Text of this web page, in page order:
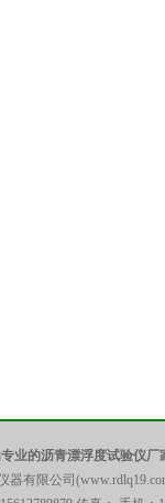
业的沥青漂浮度试验仪
器有限公司